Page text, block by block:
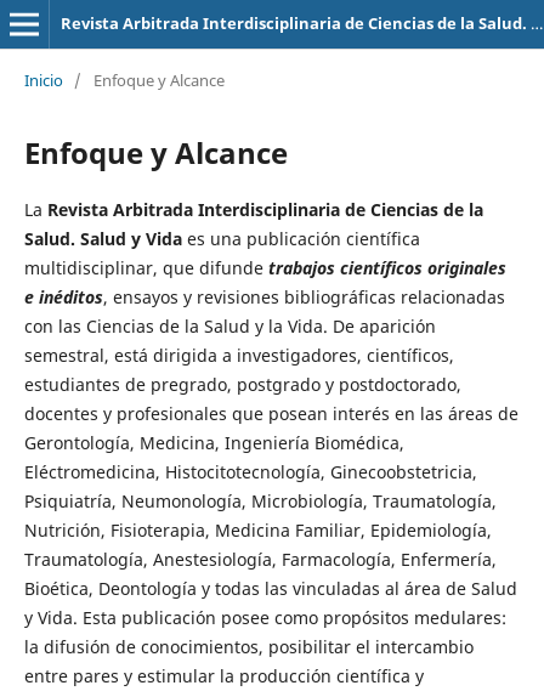
Revista Arbitrada Interdisciplinaria de Ciencias de la Salud. Salud y Vida
Inicio / Enfoque y Alcance
Enfoque y Alcance
La Revista Arbitrada Interdisciplinaria de Ciencias de la
Salud. Salud y Vidaes una publicación científica
multidisciplinar, que difundetrabajos científicos originales
e inéditos, ensayos y revisiones bibliográficas relacionadas
con las Ciencias de la Salud y la Vida. De aparición
semestral, está dirigida a investigadores, científicos,
estudiantes de pregrado, postgrado y postdoctorado,
docentes y profesionales que posean interés en las áreas de
Gerontología, Medicina, Ingeniería Biomédica,
Eléctromedicina, Histocitotecnología, Ginecoobstetricia,
Psiquiatría, Neumonología, Microbiología, Traumatología,
Nutrición, Fisioterapia, Medicina Familiar, Epidemiología,
Traumatología, Anestesiología, Farmacología, Enfermería,
Bioética, Deontología y todas las vinculadas al área de Salud
y Vida. Esta publicación posee como propósitos medulares:
la difusión de conocimientos, posibilitar el intercambio
entre pares y estimular la producción científica y